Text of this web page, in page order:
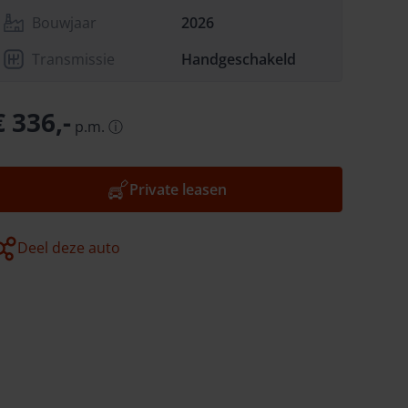
Bouwjaar
2026
Transmissie
Handgeschakeld
336,- p.m. ⓘ
Private leasen
Deel deze auto